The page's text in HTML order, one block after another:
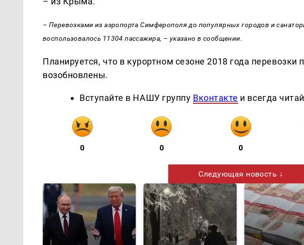
– Перевозками из аэропорта Симферополя до популярных городов и
воспользовалось 11304 пассажира, – указано в сообщении.
Планируется, что в курортном сезоне 2018 года перевозки
возобновлены.
Вступайте в НАШУ группу Вконтакте и всегда
0 0 0
Следующая новость ↓